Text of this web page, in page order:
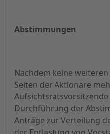
Abstimmungen
Nachdem keine
Seiten der Aktionäre
Aufsichtsratsvorsitzende
Durchführung der
Anträge zur Verteilung